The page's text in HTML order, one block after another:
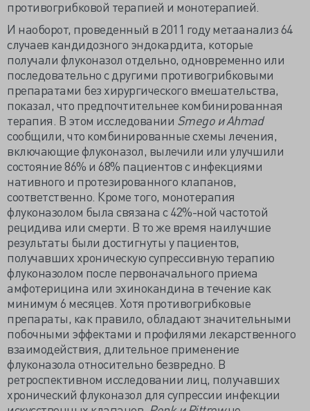
противогрибковой терапией и монотерапией.
И наоборот, проведенный в 2011 году метаанализ 64
случаев кандидозного эндокардита, которые
получали флуконазол отдельно, одновременно или
последовательно с другими противогрибковыми
препаратами без хирургического вмешательства,
показал, что предпочтительнее комбинированная
терапия. В этом исследовании Smego и Ahmad
сообщили, что комбинированные схемы лечения,
включающие флуконазол, вылечили или улучшили
состояние 86% и 68% пациентов с инфекциями
нативного и протезированного клапанов,
соответственно. Кроме того, монотерапия
флуконазолом была связана с 42%-ной частотой
рецидива или смерти. В то же время наилучшие
результаты были достигнуты у пациентов,
получавших хроническую супрессивную терапию
флуконазолом после первоначального приема
амфотерицина или эхинокандина в течение как
минимум 6 месяцев. Хотя противогрибковые
препараты, как правило, обладают значительными
побочными эффектами и профилями лекарственного
взаимодействия, длительное применение
флуконазола относительно безвредно. В
ретроспективном исследовании лиц, получавших
хронический флуконазол для супрессии инфекции